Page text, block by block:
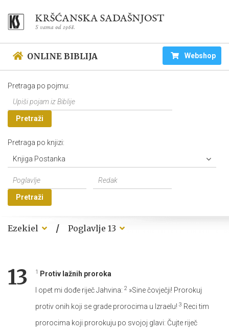
ONLINE BIBLIJA Webshop
Pretraga po pojmu:
Pretraži
Pretraga po knjizi:
Knjiga Postanka
Pretraži
Ezekiel / Poglavlje 13
13 1
Protiv lažnih proroka
I opet mi dođe riječ Jahvina: 2 »Sine čovječji! Prorokuj
protiv onih koji se grade prorocima u Izraelu! 3 Reci tim
prorocima koji prorokuju po svojoj glavi: Čujte riječ